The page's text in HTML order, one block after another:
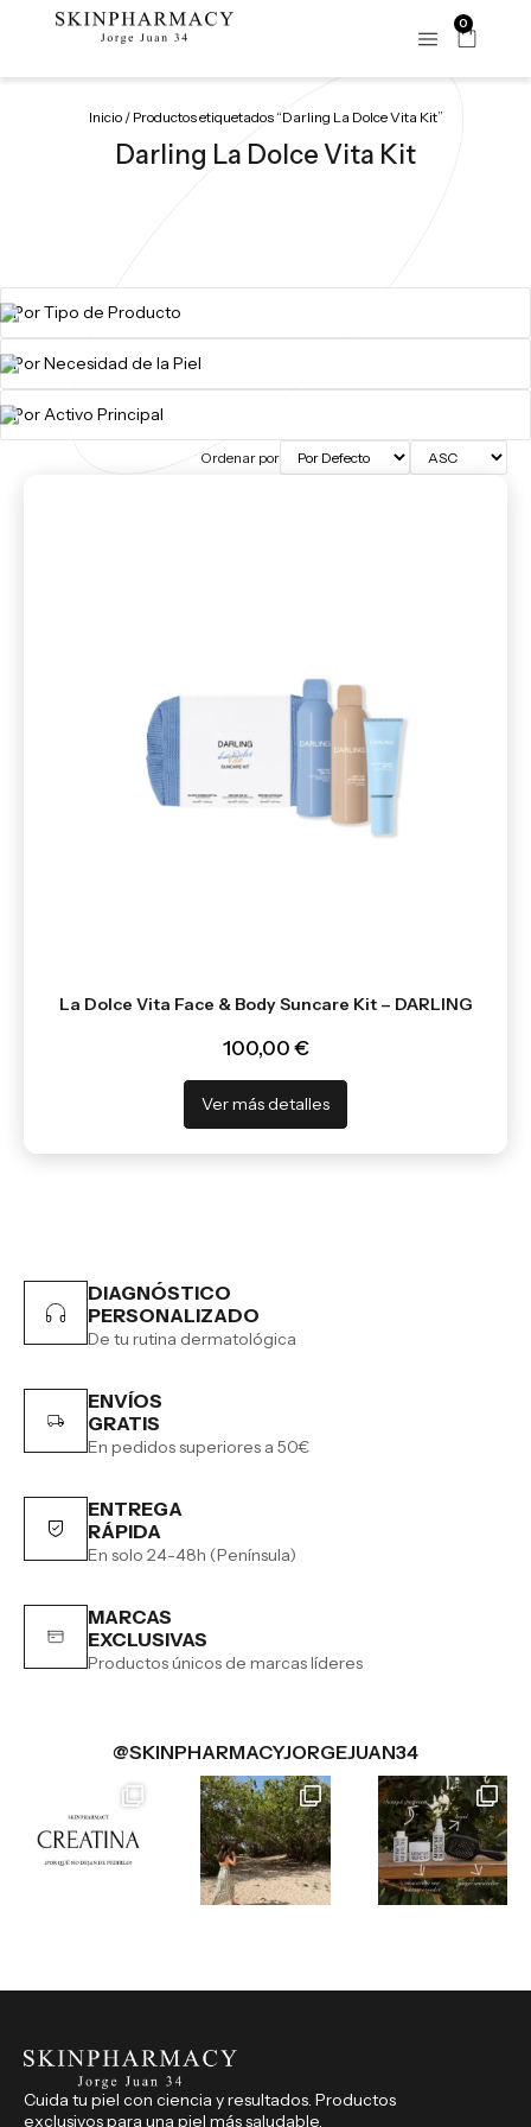
0
Inicio/ Productos etiquetados “Darling La Dolce Vita Kit”
Darling La Dolce Vita Kit
Ordenar por
La Dolce Vita Face & Body Suncare Kit – DARLING
100,00 €
Ver más detalles
DIAGNÓSTICO
PERSONALIZADO
De tu rutina dermatológica
ENVÍOS
GRATIS
En pedidos superiores a 50€
ENTREGA
RÁPIDA
En solo 24-48h (Península)
MARCAS
EXCLUSIVAS
Productos únicos de marcas líderes
@SKINPHARMACYJORGEJUAN34
Cuida tu piel con ciencia y resultados. Productos
exclusivos para una piel más saludable.